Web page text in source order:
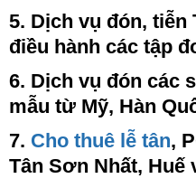
5. Dịch vụ đón, tiễn
điều hành các tập
6. Dịch vụ đón các
mẫu từ Mỹ, Hàn
7. Cho thuê lễ tân,
Tân Sơn Nhất, Huế